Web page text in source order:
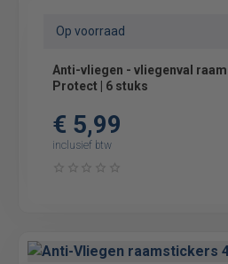
Op voorraad
Anti-vliegen - vliegenval
Protect | 6 stuks
€ 5,99
inclusief btw